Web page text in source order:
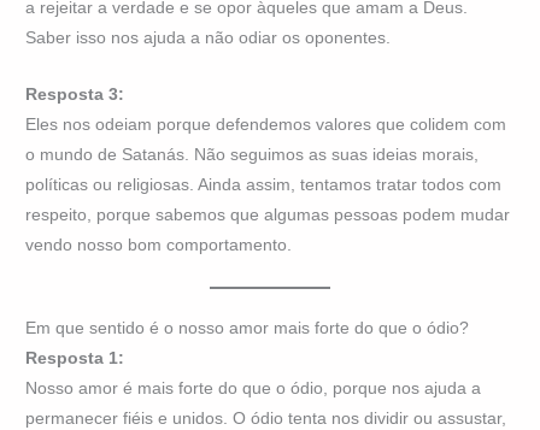
a rejeitar a verdade e se opor àqueles que amam a Deus.
Saber isso nos ajuda a não odiar os oponentes.
Resposta 3:
Eles nos odeiam porque defendemos valores que colidem com
o mundo de Satanás. Não seguimos as suas ideias morais,
políticas ou religiosas. Ainda assim, tentamos tratar todos com
respeito, porque sabemos que algumas pessoas podem mudar
vendo nosso bom comportamento.
Em que sentido é o nosso amor mais forte do que o ódio?
Resposta 1:
Nosso amor é mais forte do que o ódio, porque nos ajuda a
permanecer fiéis e unidos. O ódio tenta nos dividir ou assustar,